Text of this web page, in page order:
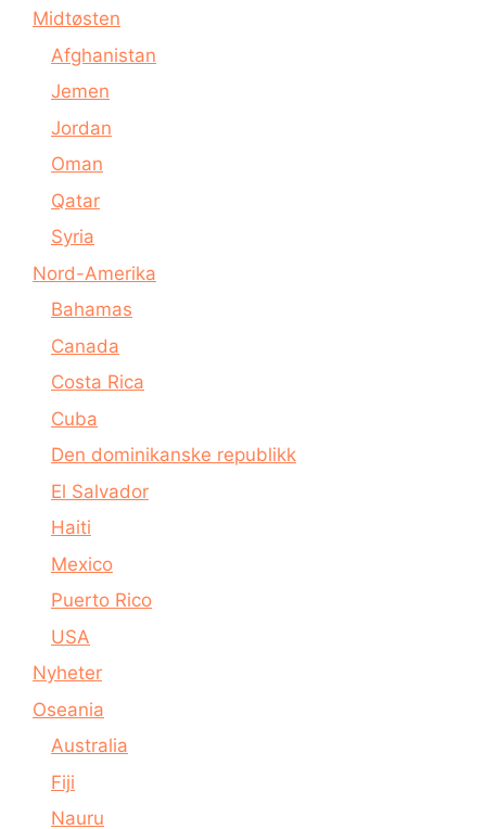
Midtøsten
Afghanistan
Jemen
Jordan
Oman
Qatar
Syria
Nord-Amerika
Bahamas
Canada
Costa Rica
Cuba
Den dominikanske republikk
El Salvador
Haiti
Mexico
Puerto Rico
USA
Nyheter
Oseania
Australia
Fiji
Nauru